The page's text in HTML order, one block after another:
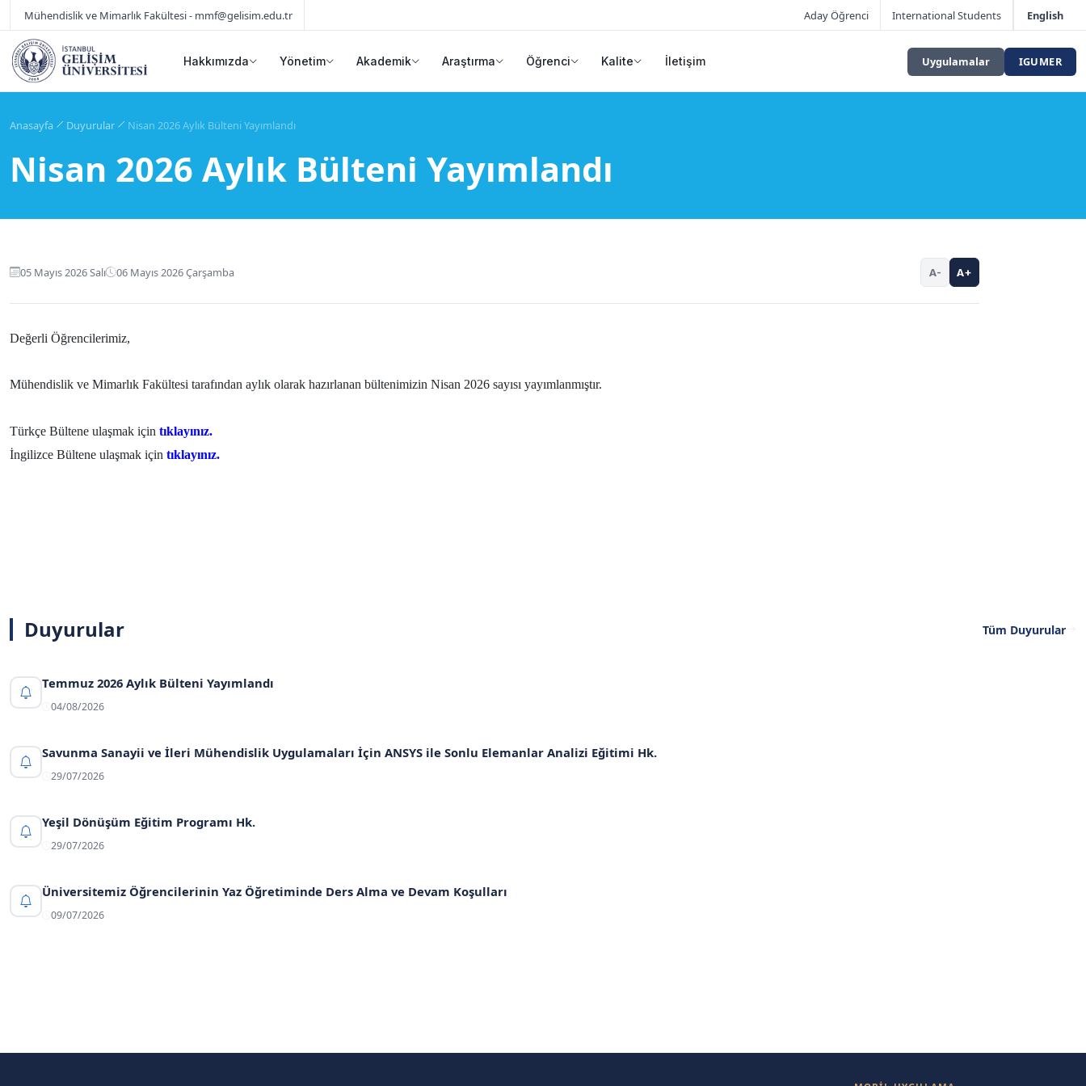
Mühendislik ve Mimarlık Fakültesi - mmf@gelisim.edu.tr Aday Öğrenci International Students English
Hakkımızda Yönetim Akademik Araştırma Öğrenci Kalite İletişim Uygulamalar IGUMER
Anasayfa Duyurular Nisan 2026 Aylık Bülteni Yayımlandı
Nisan 2026 Aylık Bülteni Yayımlandı
05 Mayıs 2026 Salı 06 Mayıs 2026 Çarşamba A- A+
Değerli Öğrencilerimiz,
Mühendislik ve Mimarlık Fakültesi tarafından aylık olarak hazırlanan bültenimizin Nisan 2026 sayısı yayımlanmıştır.
Türkçe Bültene ulaşmak için tıklayınız.
İngilizce Bültene ulaşmak için tıklayınız.
Duyurular Tüm Duyurular
Temmuz 2026 Aylık Bülteni Yayımlandı
04/08/2026
Savunma Sanayii ve İleri Mühendislik Uygulamaları İçin ANSYS ile Sonlu Elemanlar Analizi Eğitimi Hk.
29/07/2026
Yeşil Dönüşüm Eğitim Programı Hk.
29/07/2026
Üniversitemiz Öğrencilerinin Yaz Öğretiminde Ders Alma ve Devam Koşulları
09/07/2026